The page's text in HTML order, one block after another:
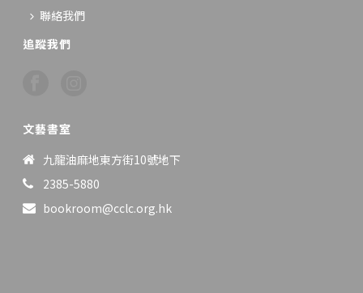
聯絡我們
追蹤我們
文藝書室
九龍油麻地東方街10號地下
2385-5880
bookroom@cclc.org.hk